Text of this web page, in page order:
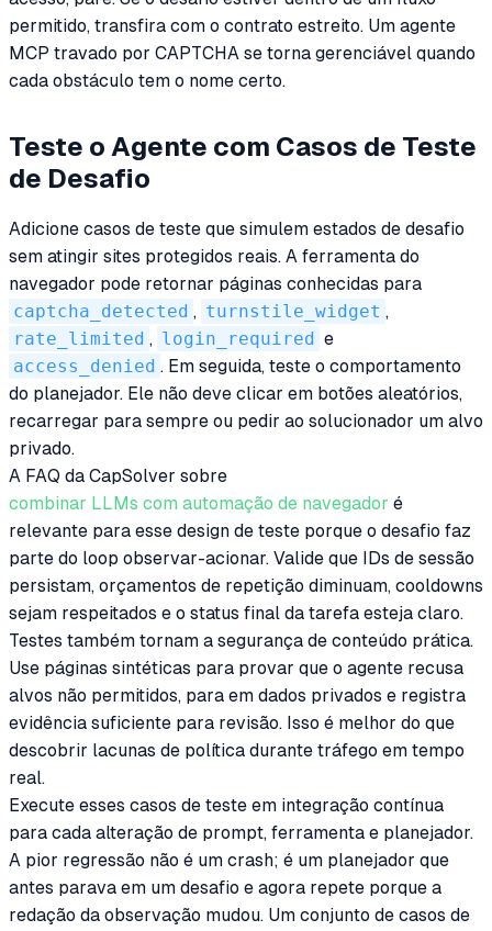
permitido, transfira com o contrato estreito. Um agente
MCP travado por CAPTCHA se torna gerenciável quando
cada obstáculo tem o nome certo.
Teste o Agente com Casos de Teste
de Desafio
Adicione casos de teste que simulem estados de desafio
sem atingir sites protegidos reais. A ferramenta do
navegador pode retornar páginas conhecidas para
captcha_detected , turnstile_widget ,
rate_limited , login_required e
access_denied . Em seguida, teste o comportamento
do planejador. Ele não deve clicar em botões aleatórios,
recarregar para sempre ou pedir ao solucionador um alvo
privado.
A FAQ da CapSolver sobre
combinar LLMs com automação de navegador é
relevante para esse design de teste porque o desafio faz
parte do loop observar-acionar. Valide que IDs de sessão
persistam, orçamentos de repetição diminuam, cooldowns
sejam respeitados e o status final da tarefa esteja claro.
Testes também tornam a segurança de conteúdo prática.
Use páginas sintéticas para provar que o agente recusa
alvos não permitidos, para em dados privados e registra
evidência suficiente para revisão. Isso é melhor do que
descobrir lacunas de política durante tráfego em tempo
real.
Execute esses casos de teste em integração contínua
para cada alteração de prompt, ferramenta e planejador.
A pior regressão não é um crash; é um planejador que
antes parava em um desafio e agora repete porque a
redação da observação mudou. Um conjunto de casos de